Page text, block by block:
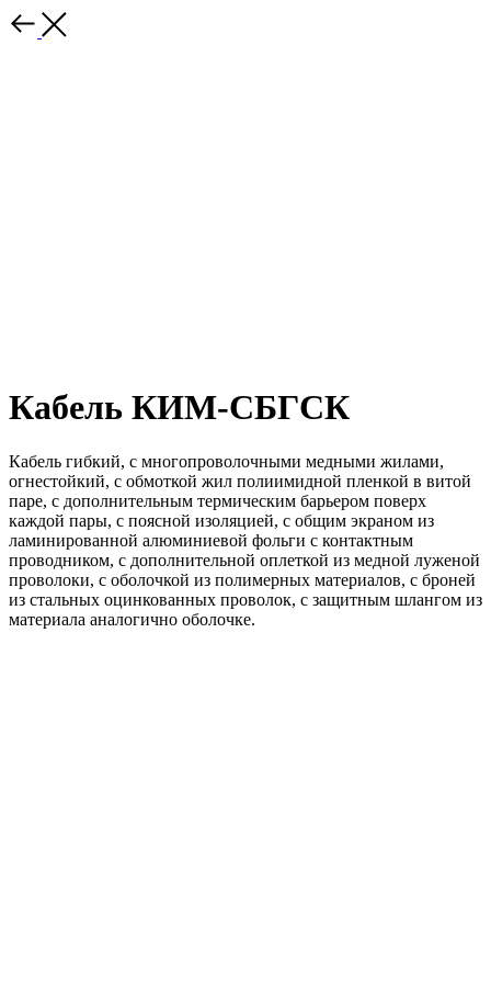
Кабель КИМ-СБГСК
Кабель гибкий, с многопроволочными медными жилами,
огнестойкий, с обмоткой жил полиимидной пленкой в витой
паре, с дополнительным термическим барьером поверх
каждой пары, с поясной изоляцией, с общим экраном из
ламинированной алюминиевой фольги с контактным
проводником, с дополнительной оплеткой из медной луженой
проволоки, с оболочкой из полимерных материалов, с броней
из стальных оцинкованных проволок, с защитным шлангом из
материала аналогично оболочке.